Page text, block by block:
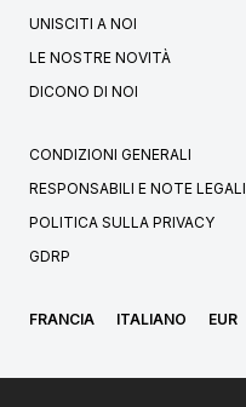
UNISCITI A NOI
LE NOSTRE NOVITÀ
DICONO DI NOI
CONDIZIONI GENERALI
RESPONSABILI E NOTE LEGALI
POLITICA SULLA PRIVACY
GDRP
FRANCIA ITALIANO EUR